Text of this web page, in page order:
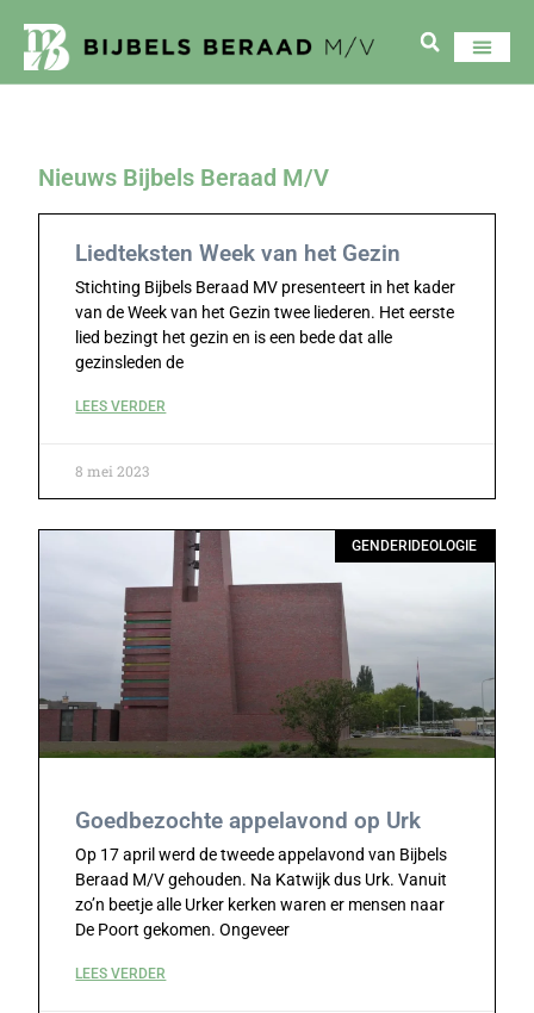
Nieuws Bijbels Beraad M/V
Liedteksten Week van het Gezin
Stichting Bijbels Beraad MV presenteert in het kader
van de Week van het Gezin twee liederen. Het eerste
lied bezingt het gezin en is een bede dat alle
gezinsleden de
LEES VERDER
8 mei 2023
GENDERIDEOLOGIE
Goedbezochte appelavond op Urk
Op 17 april werd de tweede appelavond van Bijbels
Beraad M/V gehouden. Na Katwijk dus Urk. Vanuit
zo’n beetje alle Urker kerken waren er mensen naar
De Poort gekomen. Ongeveer
LEES VERDER